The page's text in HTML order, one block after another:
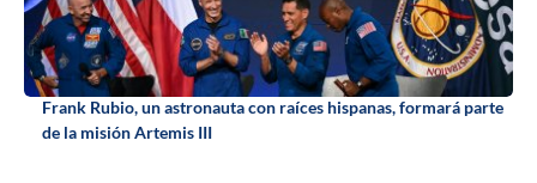
Frank Rubio, un astronauta con raíces hispanas, formará parte
de la misión Artemis III